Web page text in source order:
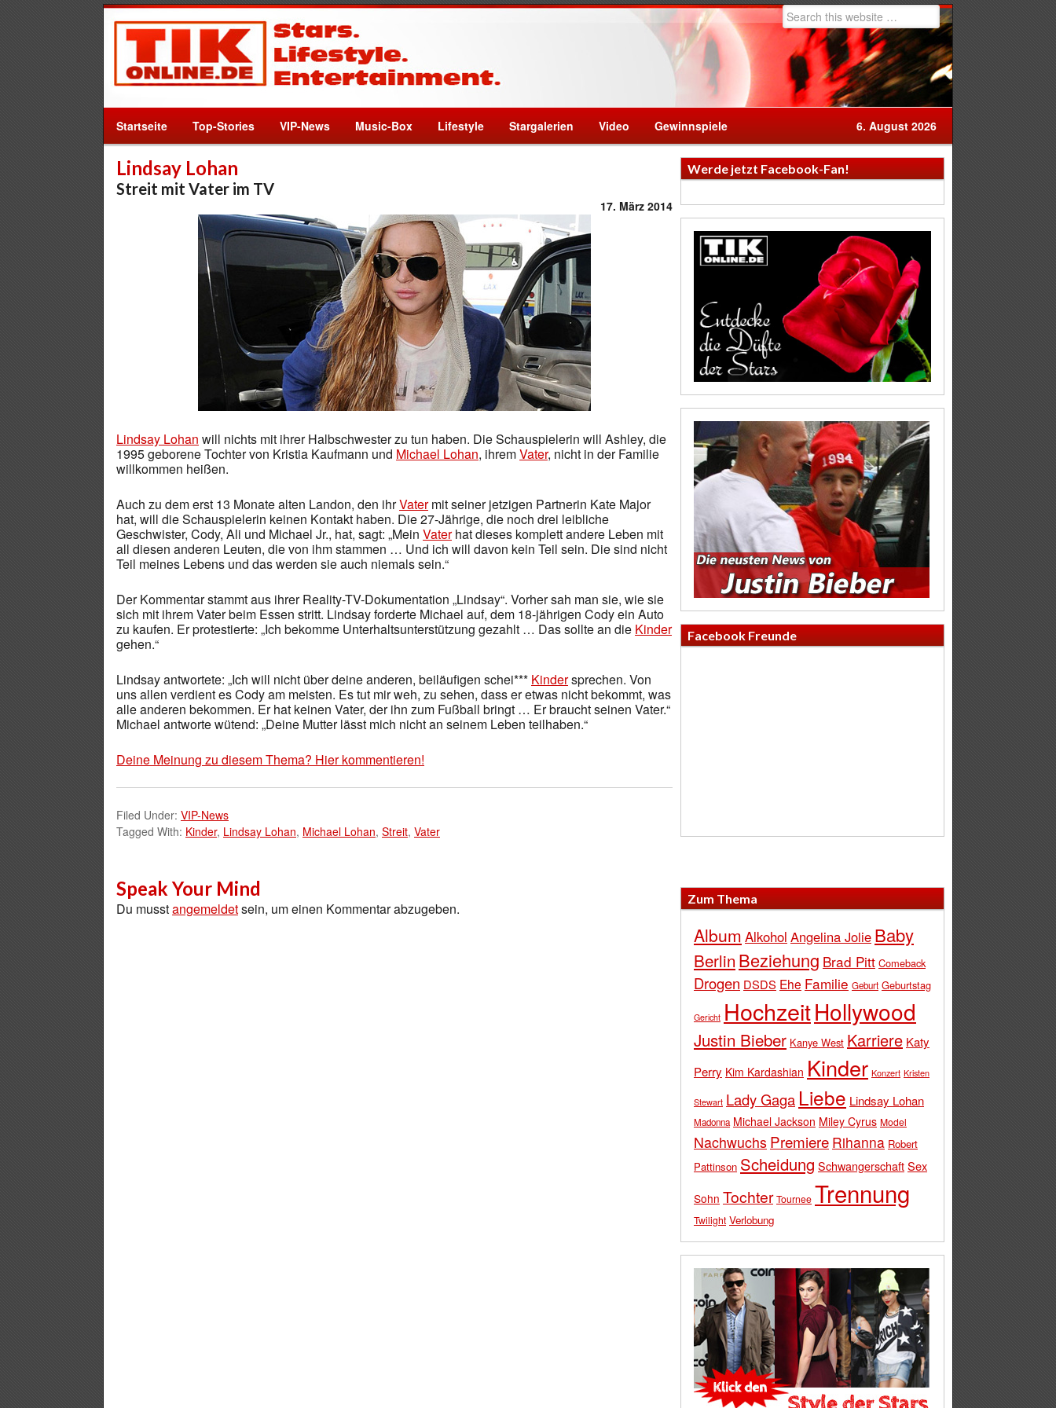
Startseite Top-Stories VIP-News Music-Box Lifestyle Stargalerien Video Gewinnspiele 6. August 2026
Lindsay Lohan
Streit mit Vater im TV
17. März 2014
Lindsay Lohan will nichts mit ihrer Halbschwester zu tun haben. Die Schauspielerin will Ashley, die
1995 geborene Tochter von Kristia Kaufmann und Michael Lohan, ihremVater, nicht in der Familie
willkommen heißen.
Auch zu dem erst 13 Monate alten Landon, den ihrVatermit seiner jetzigen Partnerin Kate Major
hat, will die Schauspielerin keinen Kontakt haben. Die 27-Jährige, die noch drei leibliche
Geschwister, Cody, Ali und Michael Jr., hat, sagt: „Mein Vaterhat dieses komplett andere Leben mit
all diesen anderen Leuten, die von ihm stammen … Und ich will davon kein Teil sein. Die sind nicht
Teil meines Lebens und das werden sie auch niemals sein.“
Der Kommentar stammt aus ihrer Reality-TV-Dokumentation „Lindsay“. Vorher sah man sie, wie sie
sich mit ihrem Vater beim Essen stritt. Lindsay forderte Michael auf, dem 18-jährigen Cody ein Auto
zu kaufen. Er protestierte: „Ich bekomme Unterhaltsunterstützung gezahlt … Das sollte an die Kinder
gehen.“
Lindsay antwortete: „Ich will nicht über deine anderen, beiläufigen schei*** Kindersprechen. Von
uns allen verdient es Cody am meisten. Es tut mir weh, zu sehen, dass er etwas nicht bekommt, was
alle anderen bekommen. Er hat keinen Vater, der ihn zum Fußball bringt … Er braucht seinen Vater.“
Michael antworte wütend: „Deine Mutter lässt mich nicht an seinem Leben teilhaben.“
Deine Meinung zu diesem Thema? Hier kommentieren!
Filed Under: VIP-News
Tagged With: Kinder, Lindsay Lohan, Michael Lohan, Streit, Vater
Speak Your Mind
Du musstangemeldetsein, um einen Kommentar abzugeben.
Werde jetzt Facebook-Fan!
Facebook Freunde
Zum Thema
Album Alkohol Angelina Jolie Baby
Berlin Beziehung Brad Pitt Comeback
Drogen DSDS Ehe Familie Geburt Geburtstag
Gericht HochzeitHollywood
Justin Bieber Kanye West Karriere Katy
Perry Kim Kardashian Kinder Konzert Kristen
Stewart Lady Gaga Liebe Lindsay Lohan
Madonna Michael Jackson Miley Cyrus Model
Nachwuchs Premiere Rihanna Robert
Pattinson Scheidung SchwangerschaftSex
Sohn Tochter Tournee Trennung
Twilight Verlobung